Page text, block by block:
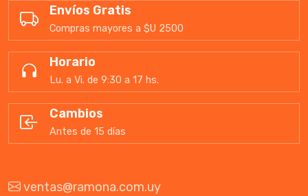
Envíos Gratis
Compras mayores a $U 2500
Horario
Lu. a Vi. de 9:30 a 17 hs.
Cambios
Antes de 15 días
ventas@ramona.com.uy